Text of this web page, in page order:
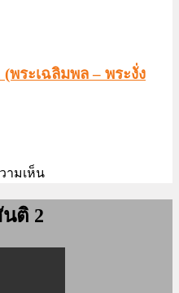
พระเฉลิมพล – พระงั่ง
ามเห็น
ติ 2